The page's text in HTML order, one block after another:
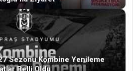
Sezonu Kombine Yenileme
Belli Oldu